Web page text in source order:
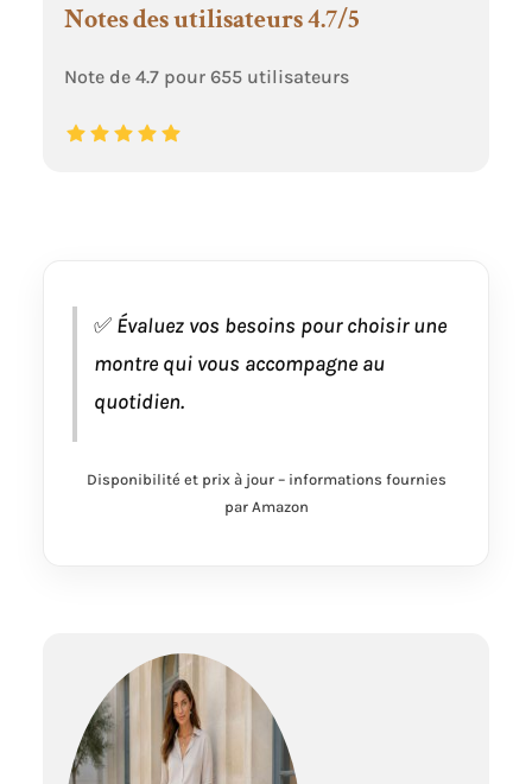
Notes des utilisateurs 4.7/5
Note de 4.7 pour 655 utilisateurs
✅Évaluez vos besoins pour choisir une
montre qui vous accompagne au
quotidien.
Disponibilité et prix à jour – informations fournies
par Amazon